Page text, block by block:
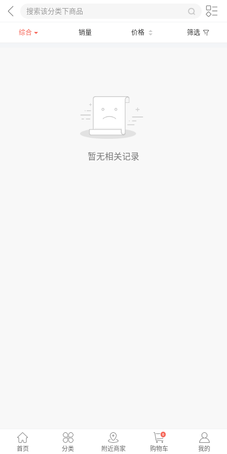
综合 销量 价格 筛选
暂无相关记录
首页 分类 附近商家
0
购物车 我的